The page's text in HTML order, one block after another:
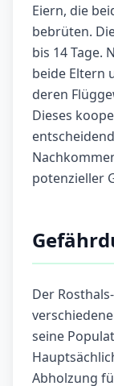
Eiern, die
bebrüten.
bis 14 Tage.
beide Eltern
deren
Dieses
potenzieller
Der
seine
Abholzung